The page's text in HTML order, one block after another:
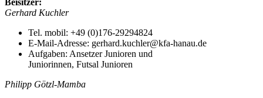
Gerhard Kuchler
Tel. mobil: +49 (0)176-29294824
E-Mail-Adresse: gerhard.kuchler@kfa-hanau.de
Aufgaben: Ansetzer Junioren und
Juniorinnen, Futsal Junioren
Philipp Götzl-Mamba